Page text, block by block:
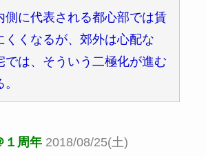
に代表される都心部では賃
くくなるが、郊外は心配な
では、そういう二極化が進む
１周年 2018/08/25(土)